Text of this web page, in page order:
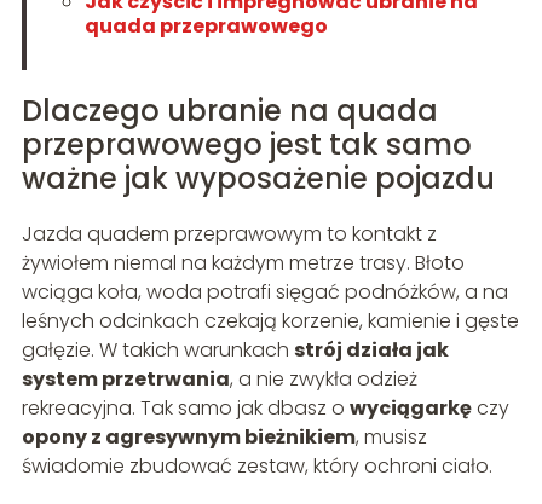
quada przeprawowego
Dlaczego ubranie na quada
przeprawowego jest tak samo
ważne jak wyposażenie pojazdu
Jazda quadem przeprawowym to kontakt z
żywiołem niemal na każdym metrze trasy. Błoto
wciąga koła, woda potrafi sięgać podnóżków, a na
leśnych odcinkach czekają korzenie, kamienie i gęste
gałęzie. W takich warunkach strój działa jak
system przetrwania, a nie zwykła odzież
rekreacyjna. Tak samo jak dbasz o wyciągarkęczy
opony z agresywnym bieżnikiem, musisz
świadomie zbudować zestaw, który ochroni ciało.